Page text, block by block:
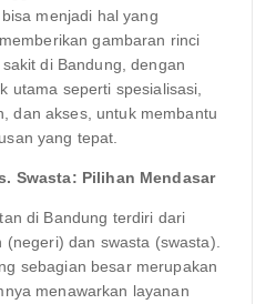
menjadi hal yang
gambaran rinci
di Bandung, dengan
utama seperti spesialisasi,
dan akses, untuk membantu
yang tepat.
Swasta: Pilihan Mendasar
di Bandung terdiri dari
dan swasta (swasta).
sebagian besar merupakan
menawarkan layanan